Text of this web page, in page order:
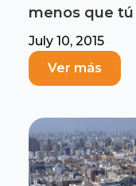
menos que
July 10, 2015
Ver más